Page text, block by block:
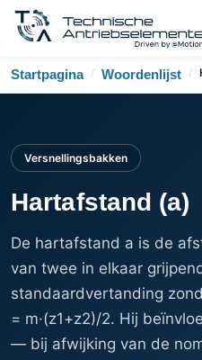
Startpagina / Woordenlijst /
Versnellingsbakken
Hartafstand (a)
De hartafstand a is de
van twee in elkaar
standaardvertanding
= m·(z1+z2)/2. Hij
— bij afwijking van de